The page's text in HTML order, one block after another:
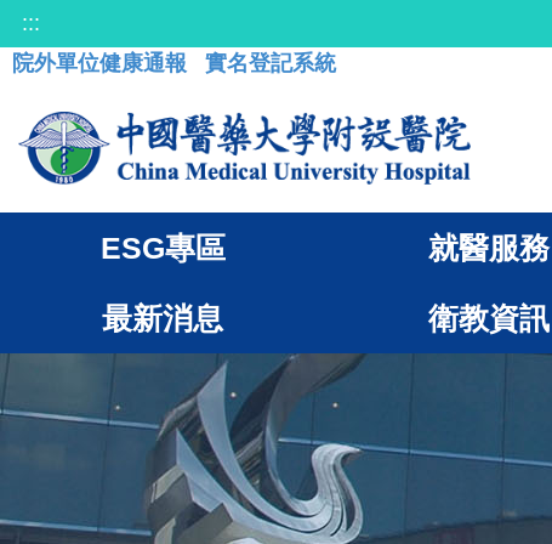
:::
院外單位健康通報
實名登記系統
ESG專區 就醫服務
最新消息 衛教資訊